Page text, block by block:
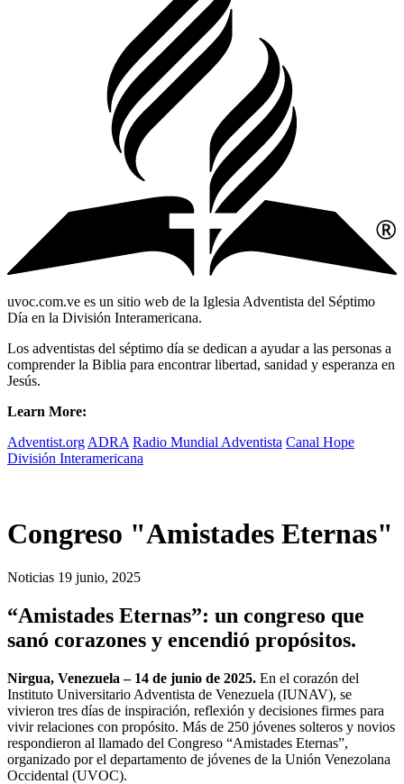
uvoc.com.ve es un sitio web de la Iglesia Adventista del Séptimo
Día en la División Interamericana.
Los adventistas del séptimo día se dedican a ayudar a las personas a
comprender la Biblia para encontrar libertad, sanidad y esperanza en
Jesús.
Learn More:
Adventist.org ADRA Radio Mundial Adventista Canal Hope
División Interamericana
Congreso "Amistades Eternas"
Noticias 19 junio, 2025
“Amistades Eternas”: un congreso que
sanó corazones y encendió propósitos.
Nirgua, Venezuela – 14 de junio de 2025. En el corazón del
Instituto Universitario Adventista de Venezuela (IUNAV), se
vivieron tres días de inspiración, reflexión y decisiones firmes para
vivir relaciones con propósito. Más de 250 jóvenes solteros y novios
respondieron al llamado del Congreso “Amistades Eternas”,
organizado por el departamento de jóvenes de la Unión Venezolana
Occidental (UVOC).